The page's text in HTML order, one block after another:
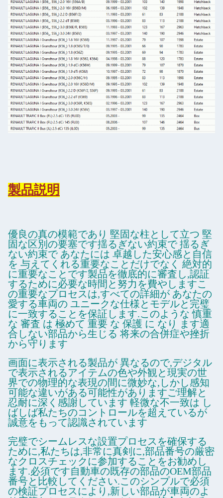
製品説明
優良の真の模範であり 堅固な柱として立つ 堅
固な区別の要塞です揺るぎない約束で 揺るぎ
ない約束で あなたには 卓越した安心感と自信
を 与えてくれる重要なことだけでなく 絶対的
に重要なことです製品を徹底的に審査し,認証
するために必要な時間と努力を費やしますこ
の重要なプロセスは,すべての詳細が あなたの
愛する車両の ユニークな仕様とモデルと完璧
に一致することを保証します.このような 慎重
な 審査 は 極めて 重要 な 保護 に なり ます適
合しない部品から生じる 将来の合併症や挫折
から守ります
画面に表示される製品が 異なるので,デジタル
で表示されるアイテムの色や外観と現実の世
界での物理的な表現の間に微妙な,しかし感知
可能な違いがある可能性がありますご理解と
忍耐に深く感謝しています 軽微な不一致は し
ばしば私たちのコントロールを超えているが
誠意をもって認識されています
完璧でシームレスな設置プロセスを確保する
ために,私たちは,非常に真剣に,部品番号の厳密
なクロスチェックに参加することをお勧めし
ます.必須です自動車の既存の部品のOEM部品
番号と比較してください.このシンプルで必須
の検証プロセスにより,新しい部品が車両のよ